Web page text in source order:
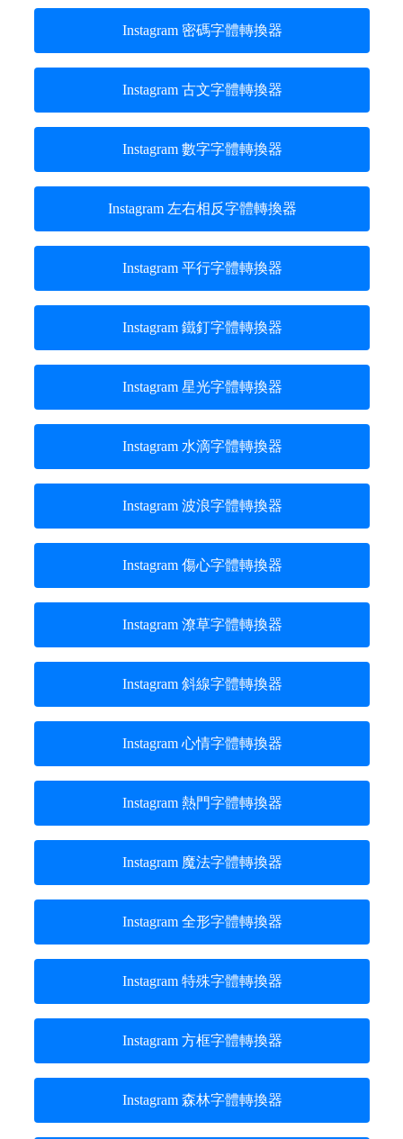
Instagram 密碼字體轉換器
Instagram 古文字體轉換器
Instagram 數字字體轉換器
Instagram 左右相反字體轉換器
Instagram 平行字體轉換器
Instagram 鐵釘字體轉換器
Instagram 星光字體轉換器
Instagram 水滴字體轉換器
Instagram 波浪字體轉換器
Instagram 傷心字體轉換器
Instagram 潦草字體轉換器
Instagram 斜線字體轉換器
Instagram 心情字體轉換器
Instagram 熱門字體轉換器
Instagram 魔法字體轉換器
Instagram 全形字體轉換器
Instagram 特殊字體轉換器
Instagram 方框字體轉換器
Instagram 森林字體轉換器